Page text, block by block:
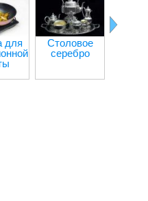
для
Столовое
серебро